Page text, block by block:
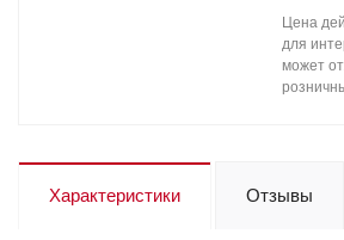
Цена
для
может
Характеристики Отзывы